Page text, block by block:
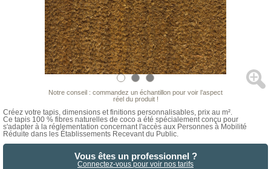
Notre conseil : commandez un échantillon pour voir l’aspect
réel du produit !
Créez votre tapis, dimensions et finitions personnalisables, prix au m².
Ce tapis 100 % fibres naturelles de coco a été spécialement conçu pour
s'adapter à la réglementation concernant l'accès aux Personnes à Mobilité
Réduite dans les Établissements Recevant du Public.
Vous êtes un professionnel ?
Connectez-vous pour voir nos tarifs